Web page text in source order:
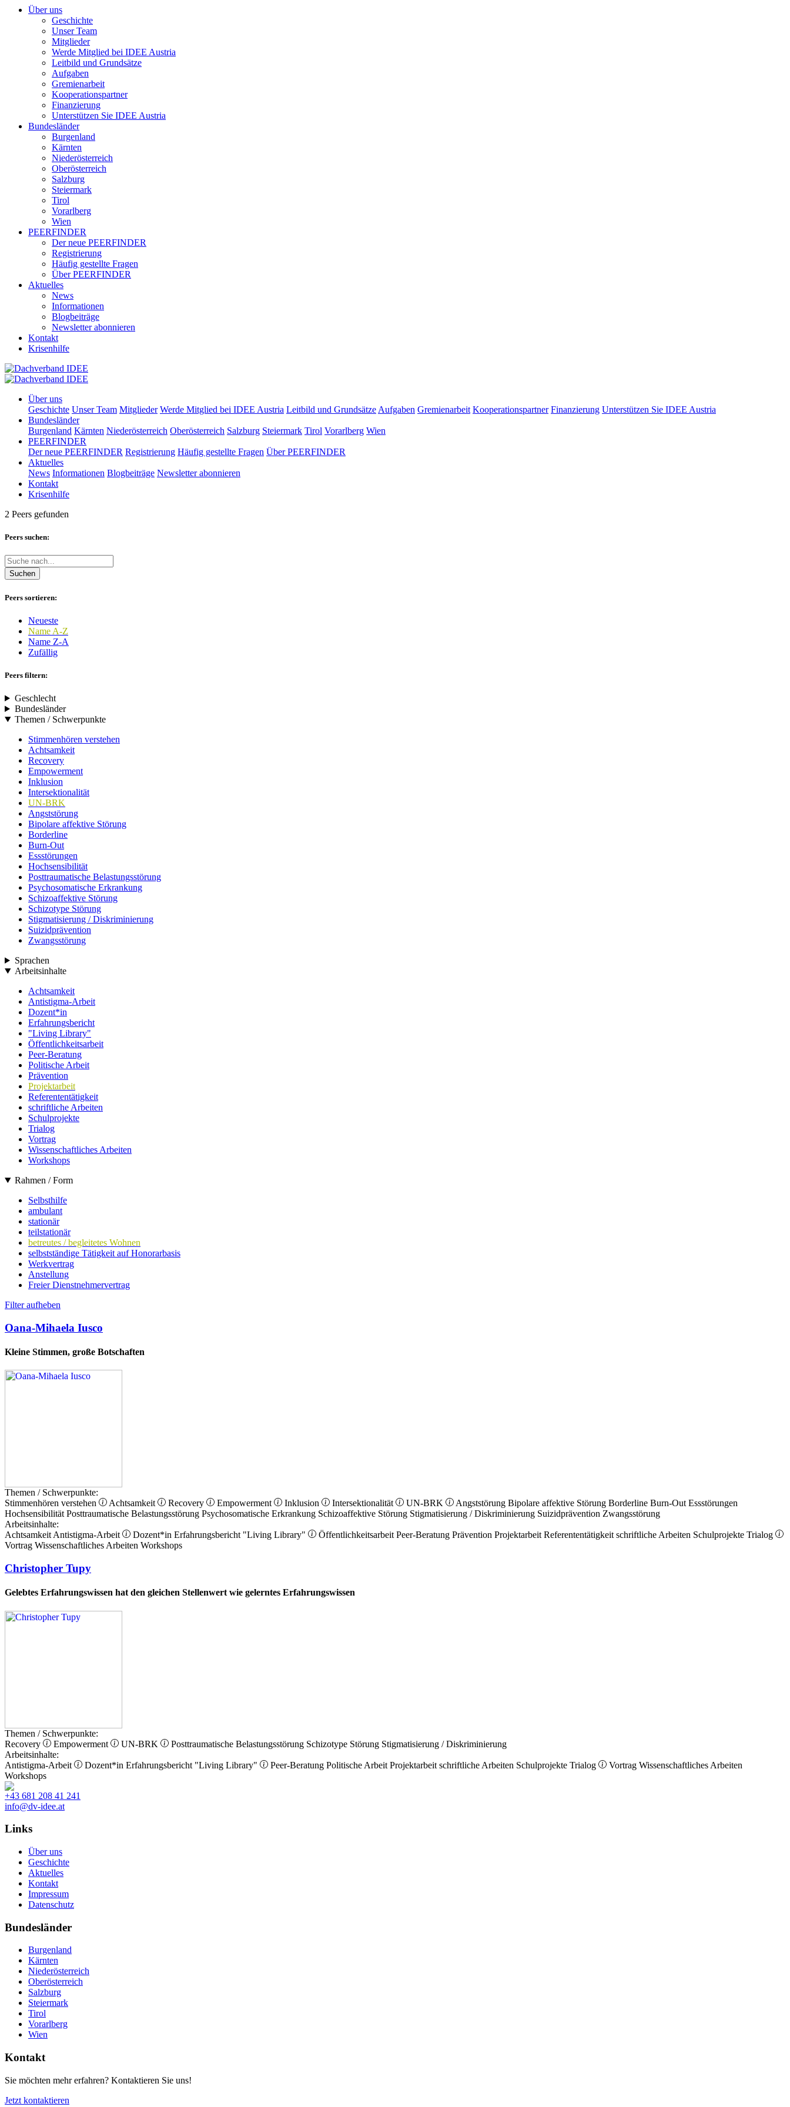
Über uns
Geschichte
Unser Team
Mitglieder
Werde Mitglied bei IDEE Austria
Leitbild und Grundsätze
Aufgaben
Gremienarbeit
Kooperationspartner
Finanzierung
Unterstützen Sie IDEE Austria
Bundesländer
Burgenland
Kärnten
Niederösterreich
Oberösterreich
Salzburg
Steiermark
Tirol
Vorarlberg
Wien
PEERFINDER
Der neue PEERFINDER
Registrierung
Häufig gestellte Fragen
Über PEERFINDER
Aktuelles
News
Informationen
Blogbeiträge
Newsletter abonnieren
Kontakt
Krisenhilfe
Über uns
Geschichte Unser Team Mitglieder Werde Mitglied bei IDEE Austria Leitbild und Grundsätze Aufgaben Gremienarbeit Kooperationspartner Finanzierung Unterstützen Sie IDEE Austria
Bundesländer
Burgenland Kärnten Niederösterreich Oberösterreich Salzburg Steiermark Tirol Vorarlberg Wien
PEERFINDER
Der neue PEERFINDER Registrierung Häufig gestellte Fragen Über PEERFINDER
Aktuelles
News Informationen Blogbeiträge Newsletter abonnieren
Kontakt
Krisenhilfe
2 Peers gefunden
Peers suchen:
Suchen
Peers sortieren:
Neueste
Name A-Z
Name Z-A
Zufällig
Peers filtern:
Geschlecht
Bundesländer
Themen / Schwerpunkte
Stimmenhören verstehen
Achtsamkeit
Recovery
Empowerment
Inklusion
Intersektionalität
UN-BRK
Angststörung
Bipolare affektive Störung
Borderline
Burn-Out
Essstörungen
Hochsensibilität
Posttraumatische Belastungsstörung
Psychosomatische Erkrankung
Schizoaffektive Störung
Schizotype Störung
Stigmatisierung / Diskriminierung
Suizidprävention
Zwangsstörung
Sprachen
Arbeitsinhalte
Achtsamkeit
Antistigma-Arbeit
Dozent*in
Erfahrungsbericht
"Living Library"
Öffentlichkeitsarbeit
Peer-Beratung
Politische Arbeit
Prävention
Projektarbeit
Referententätigkeit
schriftliche Arbeiten
Schulprojekte
Trialog
Vortrag
Wissenschaftliches Arbeiten
Workshops
Rahmen / Form
Selbsthilfe
ambulant
stationär
teilstationär
betreutes / begleitetes Wohnen
selbstständige Tätigkeit auf Honorarbasis
Werkvertrag
Anstellung
Freier Dienstnehmervertrag
Filter aufheben
Oana-Mihaela Iusco
Kleine Stimmen, große Botschaften
Themen / Schwerpunkte:
Stimmenhören verstehen
Achtsamkeit Recovery Empowerment Inklusion Intersektionalität UN-BRK Angststörung Bipolare affektive Störung Borderline Burn-Out Essstörungen
Hochsensibilität Posttraumatische Belastungsstörung Psychosomatische Erkrankung Schizoaffektive Störung Stigmatisierung / Diskriminierung Suizidprävention Zwangsstörung
Arbeitsinhalte:
Achtsamkeit Antistigma-Arbeit Dozent*in Erfahrungsbericht "Living Library" Öffentlichkeitsarbeit Peer-Beratung Prävention Projektarbeit Referententätigkeit schriftliche Arbeiten Schulprojekte Trialog
Vortrag Wissenschaftliches Arbeiten Workshops
Christopher Tupy
Gelebtes Erfahrungswissen hat den gleichen Stellenwert wie gelerntes Erfahrungswissen
Themen / Schwerpunkte:
Recovery
Empowerment UN-BRK Posttraumatische Belastungsstörung Schizotype Störung Stigmatisierung / Diskriminierung
Arbeitsinhalte:
Antistigma-Arbeit
Dozent*in Erfahrungsbericht "Living Library" Peer-Beratung Politische Arbeit Projektarbeit schriftliche Arbeiten Schulprojekte Trialog Vortrag Wissenschaftliches Arbeiten
Workshops
+43 681 208 41 241
info@dv-idee.at
Links
Über uns
Geschichte
Aktuelles
Kontakt
Impressum
Datenschutz
Bundesländer
Burgenland
Kärnten
Niederösterreich
Oberösterreich
Salzburg
Steiermark
Tirol
Vorarlberg
Wien
Kontakt
Sie möchten mehr erfahren? Kontaktieren Sie uns!
Jetzt kontaktieren